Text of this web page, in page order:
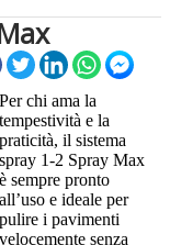
Per chi ama la
tempestività e la
praticità, il sistema
spray 1-2 Spray Max
è sempre pronto
all’uso e ideale per
pulire i pavimenti
velocemente senza